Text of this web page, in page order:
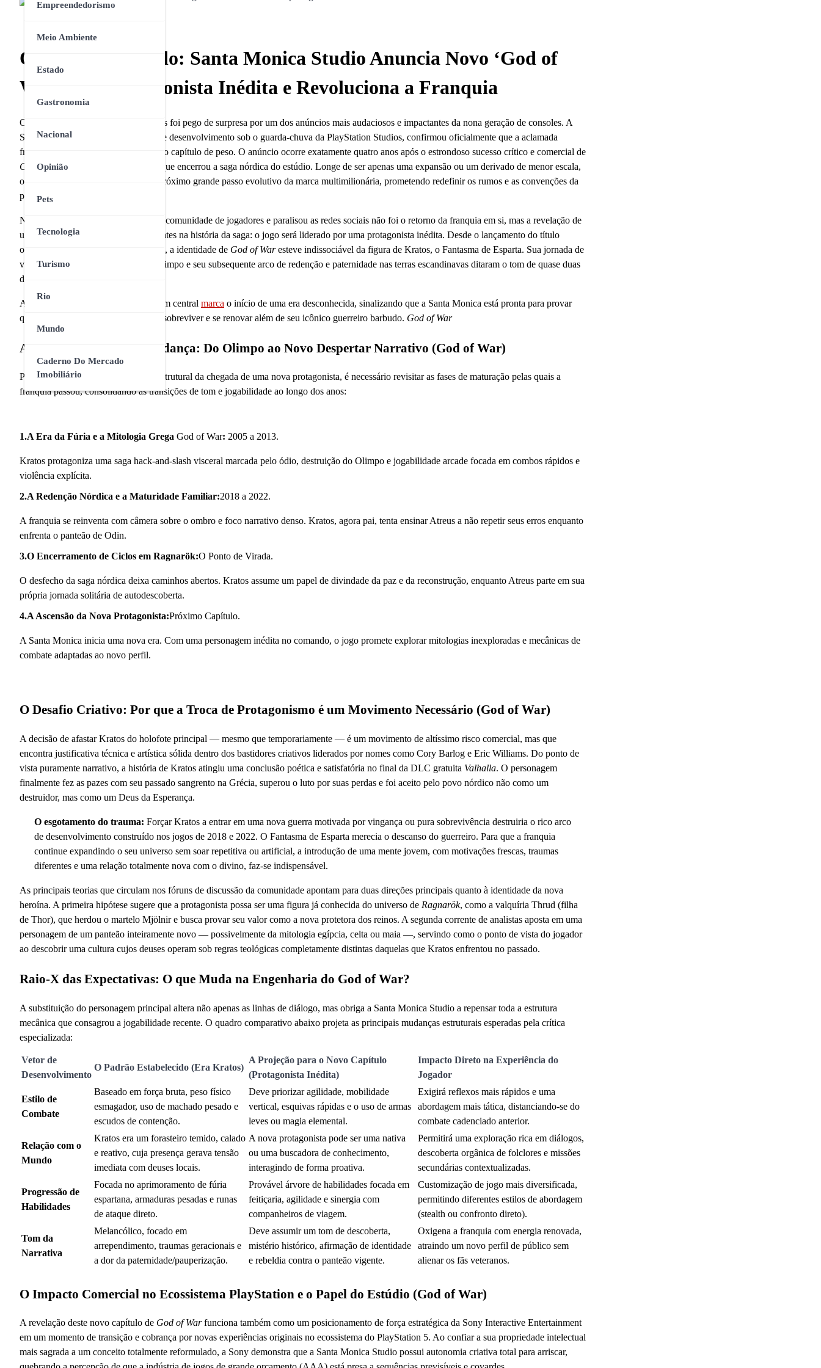
Empreendedorismo
Meio Ambiente
Estado
Gastronomia
Nacional
Opinião
Pets
Tecnologia
Turismo
Rio
Mundo
Caderno Do Mercado
Imobiliário
Quebrando o Ciclo: Santa Monica Studio Anuncia Novo ‘God of
War’ com Protagonista Inédita e Revoluciona a Franquia
O mercado global de jogos eletrônicos foi pego de surpresa por um dos anúncios mais audaciosos e impactantes da nona geração de consoles. A
Sony Santa Monica Studio, divisão de desenvolvimento sob o guarda-chuva da PlayStation Studios, confirmou oficialmente que a aclamada
franquia
ganhará um novo capítulo de peso. O anúncio ocorre exatamente quatro anos após o estrondoso sucesso crítico e comercial de
God of War Ragnarök
(2022), título que encerrou a saga nórdica do estúdio. Longe de ser apenas uma expansão ou um derivado de menor escala,
o projeto está sendo tratado como o próximo grande passo evolutivo da marca multimilionária, prometendo redefinir os rumos e as convenções da
propriedade intelectual.
No entanto, o elemento que chocou a comunidade de jogadores e paralisou as redes sociais não foi o retorno da franquia em si, mas a revelação de
uma mudança estrutural sem precedentes na história da saga: o jogo será liderado por uma protagonista inédita. Desde o lançamento do título
original em 2005 para o PlayStation 2, a identidade de God of Waresteve indissociável da figura de Kratos, o Fantasma de Esparta. Sua jornada de
vingança cega contra os deuses do Olimpo e seu subsequente arco de redenção e paternidade nas terras escandinavas ditaram o tom de quase duas
décadas de narrativas.
A introdução uma nova personagem central marca o início de uma era desconhecida, sinalizando que a Santa Monica está pronta para provar
que a marca possui musculatura para sobreviver e se renovar além de seu icônico guerreiro barbudo. God of War
A Linha do Tempo da Mudança: Do Olimpo ao Novo Despertar Narrativo (God of War)
Para compreender o peso cultural e estrutural da chegada de uma nova protagonista, é necessário revisitar as fases de maturação pelas quais a
franquia passou, consolidando as transições de tom e jogabilidade ao longo dos anos:
1.A Era da Fúria e a Mitologia Grega God of War: 2005 a 2013.
Kratos protagoniza uma saga hack-and-slash visceral marcada pelo ódio, destruição do Olimpo e jogabilidade arcade focada em combos rápidos e
violência explícita.
2.A Redenção Nórdica e a Maturidade Familiar:2018 a 2022.
A franquia se reinventa com câmera sobre o ombro e foco narrativo denso. Kratos, agora pai, tenta ensinar Atreus a não repetir seus erros enquanto
enfrenta o panteão de Odin.
3.O Encerramento de Ciclos em Ragnarök:O Ponto de Virada.
O desfecho da saga nórdica deixa caminhos abertos. Kratos assume um papel de divindade da paz e da reconstrução, enquanto Atreus parte em sua
própria jornada solitária de autodescoberta.
4.A Ascensão da Nova Protagonista:Próximo Capítulo.
A Santa Monica inicia uma nova era. Com uma personagem inédita no comando, o jogo promete explorar mitologias inexploradas e mecânicas de
combate adaptadas ao novo perfil.
O Desafio Criativo: Por que a Troca de Protagonismo é um Movimento Necessário (God of War)
A decisão de afastar Kratos do holofote principal — mesmo que temporariamente — é um movimento de altíssimo risco comercial, mas que
encontra justificativa técnica e artística sólida dentro dos bastidores criativos liderados por nomes como Cory Barlog e Eric Williams. Do ponto de
vista puramente narrativo, a história de Kratos atingiu uma conclusão poética e satisfatória no final da DLC gratuita Valhalla. O personagem
finalmente fez as pazes com seu passado sangrento na Grécia, superou o luto por suas perdas e foi aceito pelo povo nórdico não como um
destruidor, mas como um Deus da Esperança.
O esgotamento do trauma: Forçar Kratos a entrar em uma nova guerra motivada por vingança ou pura sobrevivência destruiria o rico arco
de desenvolvimento construído nos jogos de 2018 e 2022. O Fantasma de Esparta merecia o descanso do guerreiro. Para que a franquia
continue expandindo o seu universo sem soar repetitiva ou artificial, a introdução de uma mente jovem, com motivações frescas, traumas
diferentes e uma relação totalmente nova com o divino, faz-se indispensável.
As principais teorias que circulam nos fóruns de discussão da comunidade apontam para duas direções principais quanto à identidade da nova
heroína. A primeira hipótese sugere que a protagonista possa ser uma figura já conhecida do universo de Ragnarök, como a valquíria Thrud (filha
de Thor), que herdou o martelo Mjölnir e busca provar seu valor como a nova protetora dos reinos. A segunda corrente de analistas aposta em uma
personagem de um panteão inteiramente novo — possivelmente da mitologia egípcia, celta ou maia —, servindo como o ponto de vista do jogador
ao descobrir uma cultura cujos deuses operam sob regras teológicas completamente distintas daquelas que Kratos enfrentou no passado.
Raio-X das Expectativas: O que Muda na Engenharia do God of War?
A substituição do personagem principal altera não apenas as linhas de diálogo, mas obriga a Santa Monica Studio a repensar toda a estrutura
mecânica que consagrou a jogabilidade recente. O quadro comparativo abaixo projeta as principais mudanças estruturais esperadas pela crítica
especializada:
Vetor de
Desenvolvimento
O Padrão Estabelecido (Era Kratos)
A Projeção para o Novo Capítulo
(Protagonista Inédita)
Impacto Direto na Experiência do
Jogador
Estilo de
Combate
Baseado em força bruta, peso físico
esmagador, uso de machado pesado e
escudos de contenção.
Deve priorizar agilidade, mobilidade
vertical, esquivas rápidas e o uso de armas
leves ou magia elemental.
Exigirá reflexos mais rápidos e uma
abordagem mais tática, distanciando-se do
combate cadenciado anterior.
Relação com o
Mundo
Kratos era um forasteiro temido, calado
e reativo, cuja presença gerava tensão
imediata com deuses locais.
A nova protagonista pode ser uma nativa
ou uma buscadora de conhecimento,
interagindo de forma proativa.
Permitirá uma exploração rica em diálogos,
descoberta orgânica de folclores e missões
secundárias contextualizadas.
Progressão de
Habilidades
Focada no aprimoramento de fúria
espartana, armaduras pesadas e runas
de ataque direto.
Provável árvore de habilidades focada em
feitiçaria, agilidade e sinergia com
companheiros de viagem.
Customização de jogo mais diversificada,
permitindo diferentes estilos de abordagem
(stealth ou confronto direto).
Tom da
Narrativa
Melancólico, focado em
arrependimento, traumas geracionais e
a dor da paternidade/pauperização.
Deve assumir um tom de descoberta,
mistério histórico, afirmação de identidade
e rebeldia contra o panteão vigente.
Oxigena a franquia com energia renovada,
atraindo um novo perfil de público sem
alienar os fãs veteranos.
O Impacto Comercial no Ecossistema PlayStation e o Papel do Estúdio (God of War)
A revelação deste novo capítulo de God of Warfunciona também como um posicionamento de força estratégica da Sony Interactive Entertainment
em um momento de transição e cobrança por novas experiências originais no ecossistema do PlayStation 5. Ao confiar a sua propriedade intelectual
mais sagrada a um conceito totalmente reformulado, a Sony demonstra que a Santa Monica Studio possui autonomia criativa total para arriscar,